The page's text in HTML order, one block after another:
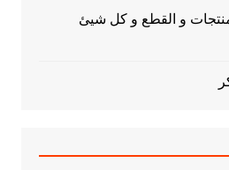
و القطع و كل شيئ